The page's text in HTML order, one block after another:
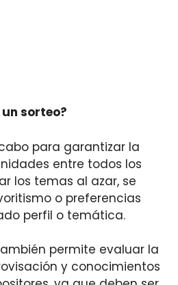
sorteo?
para garantizar la
entre todos los
los temas al azar, se
o preferencias
perfil o temática.
permite evaluar la
y conocimientos